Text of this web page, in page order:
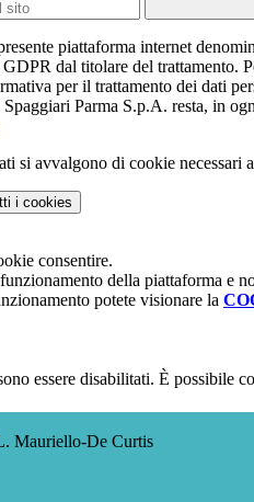
piattaforma internet
dal titolare del
per il trattamento dei dati
Parma S.p.A. resta, in
si avvalgono di cookie
i cookies
consentire.
della piattaforma e
potete visionare la
essere disabilitati. È possibile
Mauriello-De Curtis